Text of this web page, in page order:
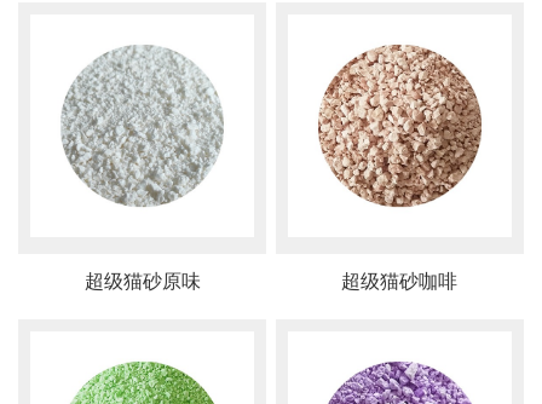
超级猫砂原味 超级猫砂咖啡